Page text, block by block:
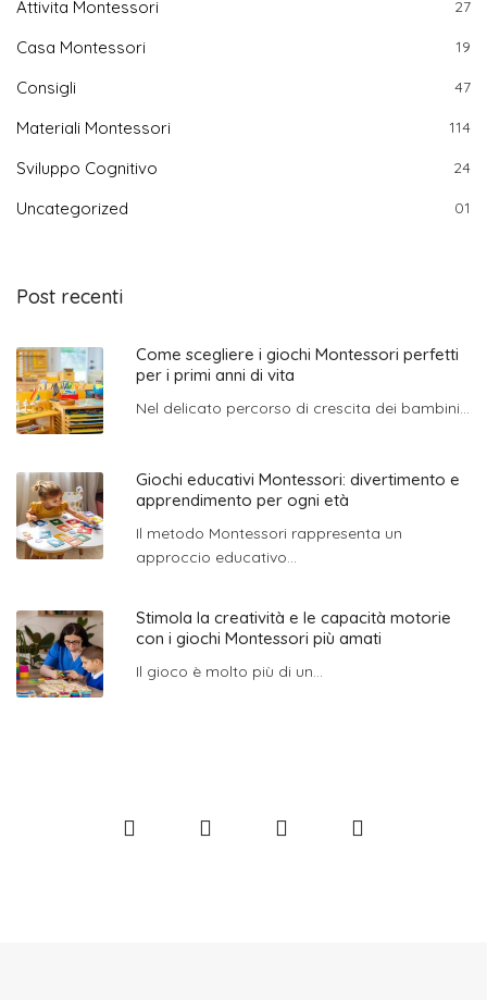
Attivita Montessori 27
Casa Montessori 19
Consigli 47
Materiali Montessori 114
Sviluppo Cognitivo 24
Uncategorized 01
Post recenti
Come scegliere i giochi Montessori perfetti
per i primi anni di vita
Nel delicato percorso di crescita dei bambini...
Giochi educativi Montessori: divertimento e
apprendimento per ogni età
Il metodo Montessori rappresenta un
approccio educativo...
Stimola la creatività e le capacità motorie
con i giochi Montessori più amati
Il gioco è molto più di un...